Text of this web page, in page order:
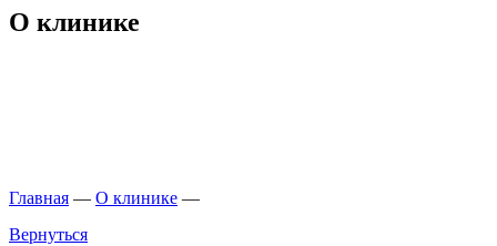
О клинике
Главная — О клинике —
Вернуться